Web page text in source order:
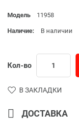
Модель 11958
Наличие: В наличии
Кол-во
В ЗАКЛАДКИ
ДОСТАВКА